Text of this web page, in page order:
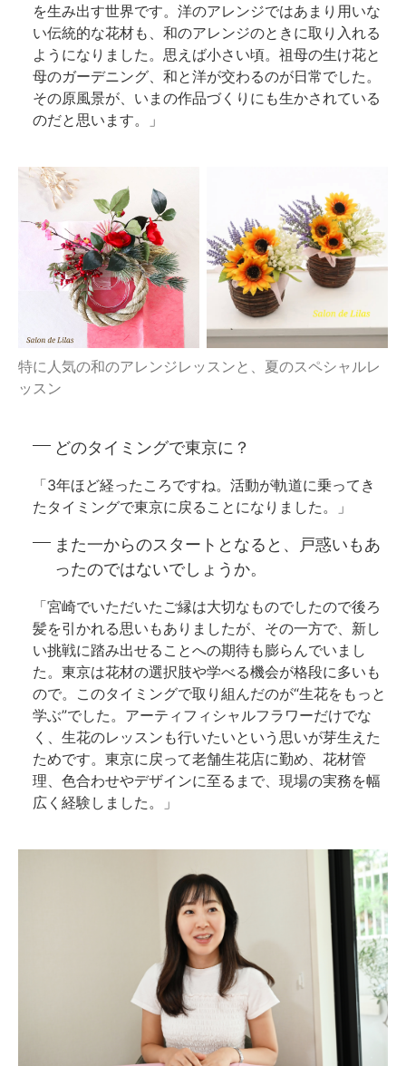
を生み出す世界です。洋のアレンジではあまり用いな
い伝統的な花材も、和のアレンジのときに取り入れる
ようになりました。思えば小さい頃。祖母の生け花と
母のガーデニング、和と洋が交わるのが日常でした。
その原風景が、いまの作品づくりにも生かされている
のだと思います。」
特に人気の和のアレンジレッスンと、夏のスペシャルレ
ッスン
どのタイミングで東京に？
「3年ほど経ったころですね。活動が軌道に乗ってき
たタイミングで東京に戻ることになりました。」
また一からのスタートとなると、戸惑いもあ
ったのではないでしょうか。
「宮崎でいただいたご縁は大切なものでしたので後ろ
髪を引かれる思いもありましたが、その一方で、新し
い挑戦に踏み出せることへの期待も膨らんでいまし
た。東京は花材の選択肢や学べる機会が格段に多いも
ので。このタイミングで取り組んだのが“生花をもっと
学ぶ”でした。アーティフィシャルフラワーだけでな
く、生花のレッスンも行いたいという思いが芽生えた
ためです。東京に戻って老舗生花店に勤め、花材管
理、色合わせやデザインに至るまで、現場の実務を幅
広く経験しました。」